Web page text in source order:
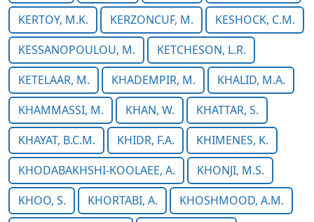
KERTOY, M.K.
KERZONCUF, M.
KESHOCK, C.M.
KESSANOPOULOU, M.
KETCHESON, L.R.
KETELAAR, M.
KHADEMPIR, M.
KHALID, M.A.
KHAMMASSI, M.
KHAN, W.
KHATTAR, S.
KHAYAT, B.C.M.
KHIDR, F.A.
KHIMENES, K.
KHODABAKHSHI-KOOLAEE, A.
KHONJI, M.S.
KHOO, S.
KHORTABI, A.
KHOSHMOOD, A.M.